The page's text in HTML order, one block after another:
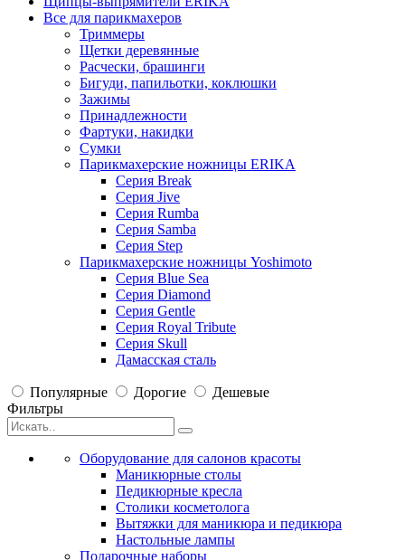
Все для парикмахеров
Триммеры
Щетки деревянные
Расчески, брашинги
Бигуди, папильотки, коклюшки
Зажимы
Принадлежности
Фартуки, накидки
Сумки
Парикмахерские ножницы ERIKA
Серия Break
Серия Jive
Серия Rumba
Серия Samba
Серия Step
Парикмахерские ножницы Yoshimoto
Серия Blue Sea
Серия Diamond
Серия Gentle
Серия Royal Tribute
Серия Skull
Дамасская сталь
Популярные Дорогие
Дешевые
Фильтры
Оборудование для салонов красоты
Маникюрные столы
Педикюрные кресла
Столики косметолога
Вытяжки для маникюра и педикюра
Настольные лампы
Подарочные наборы